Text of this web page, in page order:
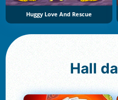
Huggy Love And Rescue
Hall da